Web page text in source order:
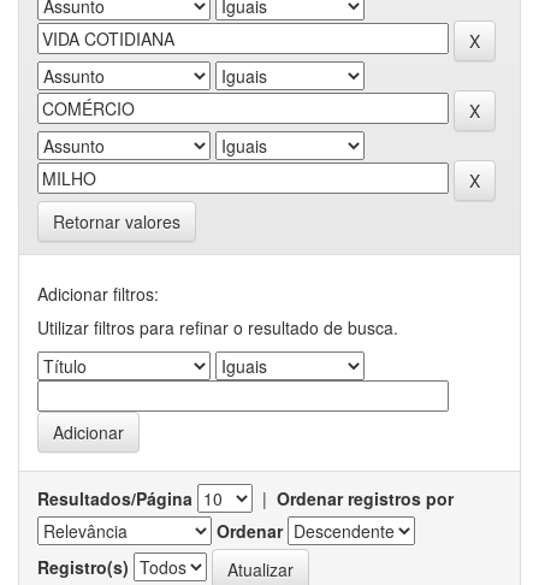
Retornar valores
Adicionar filtros:
Utilizar filtros para refinar o resultado de busca.
Resultados/Página | Ordenar registros por
Ordenar
Registro(s)